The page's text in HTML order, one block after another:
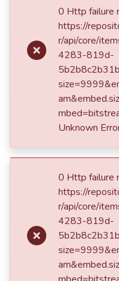
dc.contributor.advisor
dc.contributor.advisor
dc.contributor.author
dc.coverage.spatial
dc.creator.email
dc.date.accessioned
dc.date.available
dc.date.issued
item
0 Http
https://
r/api/core/
4283-819d-
0 Http
https://
r/api/
Unknown